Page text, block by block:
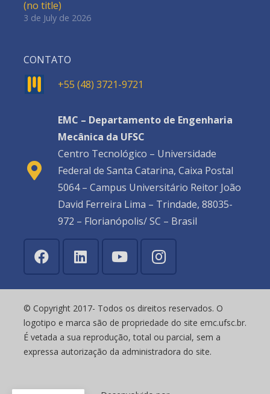
(no title)
3 de July de 2026
CONTATO
+55 (48) 3721-9721
EMC – Departamento de Engenharia
Mecânica da UFSC
Centro Tecnológico – Universidade
Federal de Santa Catarina, Caixa Postal
5064 – Campus Universitário Reitor João
David Ferreira Lima – Trindade, 88035-
972 – Florianópolis/ SC – Brasil
© Copyright 2017- Todos os direitos reservados. O
logotipo e marca são de propriedade do site emc.ufsc.br.
É vetada a sua reprodução, total ou parcial, sem a
expressa autorização da administradora do site.